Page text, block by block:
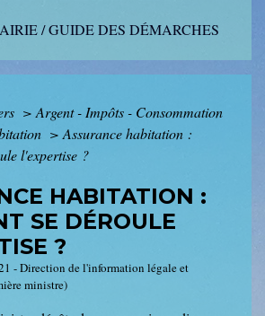
/GUIDE DES DÉMARCHES
> Argent - Impôts - Consommation
> Assurance habitation :
l'expertise ?
HABITATION :
SE DÉROULE
?
- Direction de l'information légale et
ministre)